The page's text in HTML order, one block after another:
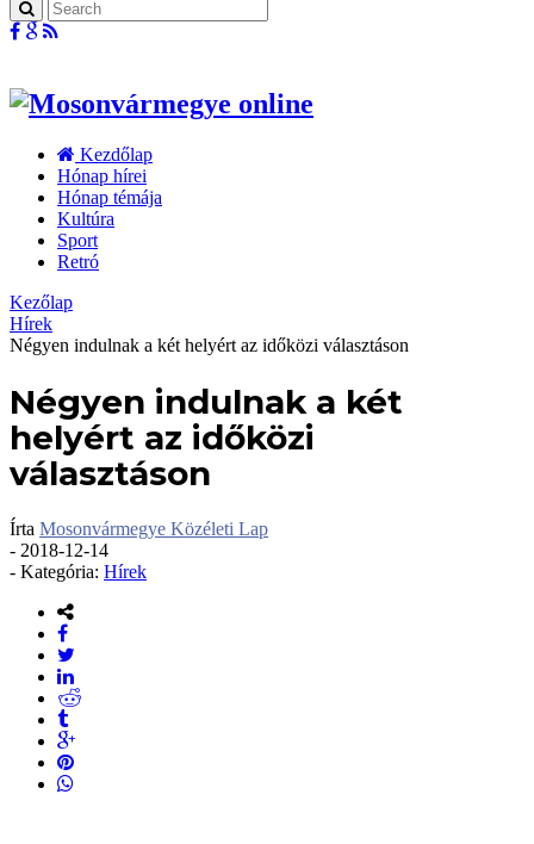
Kezdőlap
Hónap hírei
Hónap témája
Kultúra
Sport
Retró
Kezőlap
Hírek
Négyen indulnak a két helyért az időközi választáson
Négyen indulnak a két
helyért az időközi
választáson
Írta Mosonvármegye Közéleti Lap
- 2018-12-14
- Kategória: Hírek